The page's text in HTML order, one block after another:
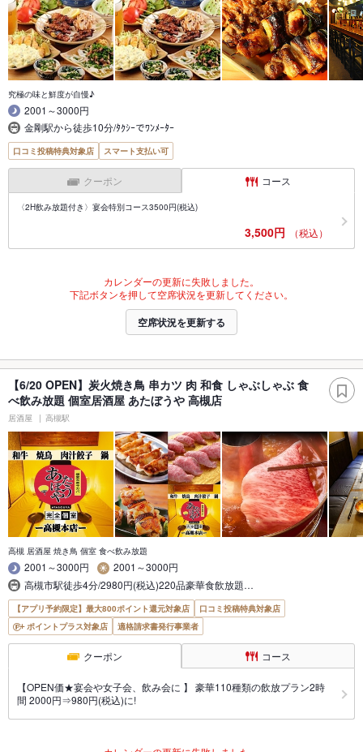
究極の味と鮮度が自慢♪
2001～3000円
金剛駅から徒歩10分/ﾀｸｼｰでﾜﾝﾒｰﾀｰ
口コミ投稿特典対象店 スマート支払い可
クーポン コース
〈2H飲み放題付き〉宴会特別コース3500円(税込)
3,500円 （税込）
カレンダーの更新に失敗しました。
下記ボタンを押して空席状況を更新してください。
空席状況を更新する
【6/20 OPEN】炭火焼き鳥 串カツ 肉 和食 しゃぶしゃぶ 食
べ飲み放題 個室居酒屋 あたぼうや 高槻店
居酒屋 高槻駅
高槻 居酒屋 焼き鳥 個室 食べ飲み放題
2001～3000円
2001～3000円
高槻市駅徒歩4分/2980円(税込)220品豪華食飲放題…
【アプリ予約限定】最大800ポイント還元対象店
口コミ投稿特典対象店
ポイントプラス対象店
適格請求書発行事業者
クーポン コース
【OPEN価★宴会や女子会、飲み会に 】 豪華110種類の飲放プラン2時
間 2000円⇒980円(税込)に!